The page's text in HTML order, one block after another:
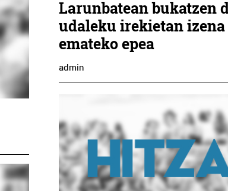
Larunbatean bukatzen
udaleku irekietan izena
emateko epea
admin